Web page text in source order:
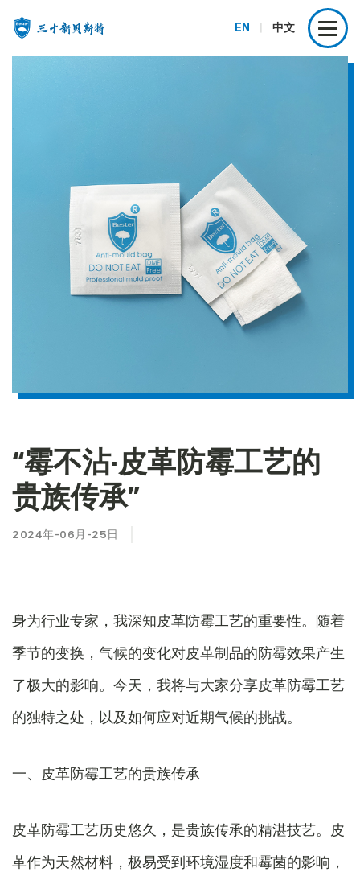
EN 中文
“霉不沾·皮革防霉工艺的
贵族传承”
2024年-06月-25日
身为行业专家，我深知皮革防霉工艺的重要性。随着
季节的变换，气候的变化对皮革制品的防霉效果产生
了极大的影响。今天，我将与大家分享皮革防霉工艺
的独特之处，以及如何应对近期气候的挑战。
一、皮革防霉工艺的贵族传承
皮革防霉工艺历史悠久，是贵族传承的精湛技艺。皮
革作为天然材料，极易受到环境湿度和霉菌的影响，